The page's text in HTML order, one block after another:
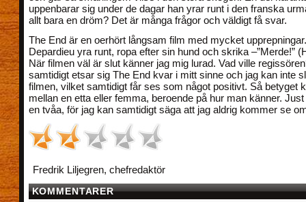
uppenbarar sig under de dagar han yrar runt i den franska
allt bara en dröm? Det är många frågor och väldigt få svar.
The End är en oerhört långsam film med mycket
Depardieu yra runt, ropa efter sin hund och skrika –”Merde!”
När filmen väl är slut känner jag mig lurad. Vad ville
samtidigt etsar sig The End kvar i mitt sinne och jag kan inte
filmen, vilket samtidigt får ses som något positivt. Så betyget
mellan en etta eller femma, beroende på hur man känner.
en tvåa, för jag kan samtidigt säga att jag aldrig kommer se
Fredrik Liljegren, chefredaktör
KOMMENTARER